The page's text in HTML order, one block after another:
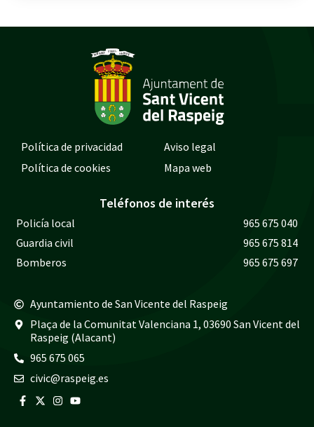
Política de privacidad
Aviso legal
Política de cookies
Mapa web
Teléfonos de interés
Policía local
965 675 040
Guardia civil
965 675 814
Bomberos
965 675 697
Ayuntamiento de San Vicente del Raspeig
Plaça de la Comunitat Valenciana 1, 03690 San Vicent del
Raspeig (Alacant)
965 675 065
civic@raspeig.es